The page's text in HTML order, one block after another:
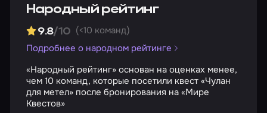
Народный рейтинг
9.8/10 (<10 команд)
Подробнее о народном рейтинге
«Народный рейтинг» основан на оценках менее,
чем 10 команд, которые посетили квест «Чулан
для метел» после бронирования на «Мире
Квестов»